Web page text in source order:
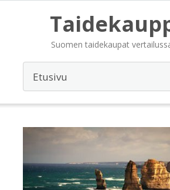
Suomen taidekaupat